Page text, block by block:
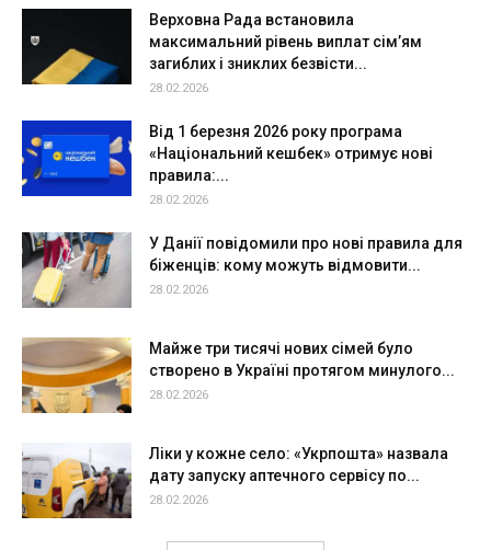
Верховна Рада встановила
максимальний рівень виплат сім’ям
загиблих і зниклих безвісти...
28.02.2026
Від 1 березня 2026 року програма
«Національний кешбек» отримує нові
правила:...
28.02.2026
У Данії повідомили про нові правила для
біженців: кому можуть відмовити...
28.02.2026
Майже три тисячі нових сімей було
створено в Україні протягом минулого...
28.02.2026
Ліки у кожне село: «Укрпошта» назвала
дату запуску аптечного сервісу по...
28.02.2026